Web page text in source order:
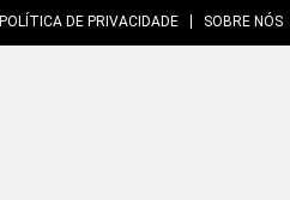
POLÍTICA DE PRIVACIDADE SOBRE NÓS